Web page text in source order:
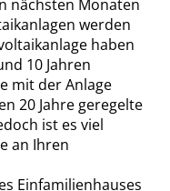
nächsten Monaten
werden
haben
10 Jahren
mit der Anlage
20 Jahre geregelte
ist es viel
an Ihren
Einfamilienhauses